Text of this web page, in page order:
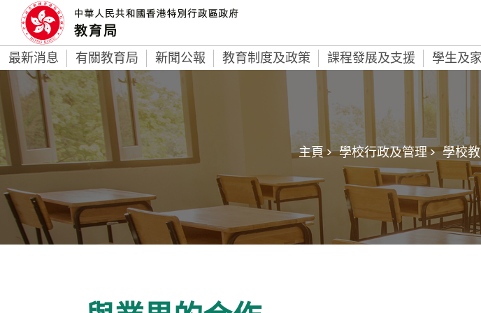
最新消息 有關教育局 新聞公報 教育制度及政策 課程發展及支援 學生及
主頁 > 學校行政及管理 > 學校